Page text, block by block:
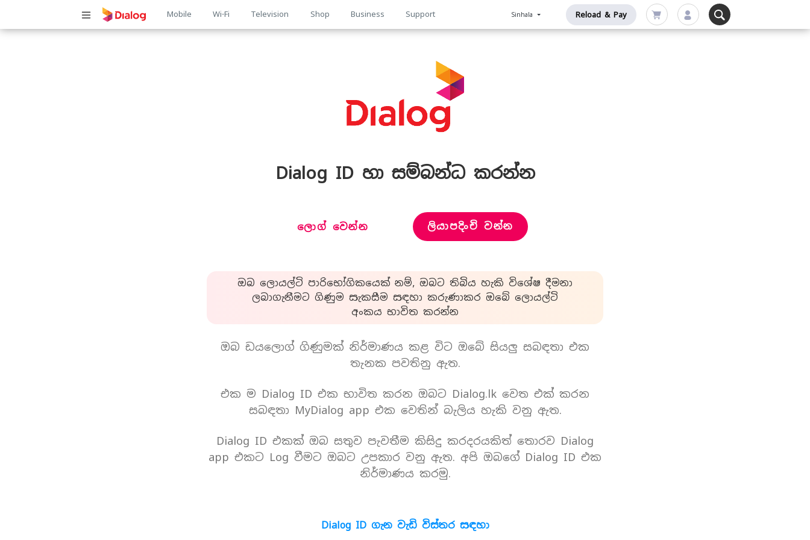
Main
Mobile Wi-Fi Television Shop Business Support Sinhala Reload & Pay
Dialog ID හා සම්බන්ධ කරන්න
ලොග් වෙන්න ලියාපදිංචි වන්න
ඔබ ලොයල්ටි පාරිභෝගිකයෙක් නම්, ඔබට තිබිය හැකි විශේෂ දීමනා
ලබාගැනීමට ගිණුම සැකසීම සඳහා කරුණාකර ඔබේ ලොයල්ටි
අංකය භාවිත කරන්න
ඔබ ඩයලොග් ගිණුමක් නිර්මාණය කළ විට ඔබේ සියලු සබඳතා එක
තැනක පවතිනු ඇත.
එක ම Dialog ID එක භාවිත කරන ඔබට Dialog.lk වෙත එක් කරන
සබඳතා MyDialog app එක වෙතින් බැලිය හැකි වනු ඇත.
Dialog ID එකක් ඔබ සතුව පැවතීම කිසිදු කරදරයකිත් තොරව Dialog
app එකට Log වීමට ඔබට උපකාර වනු ඇත. අපි ඔබගේ Dialog ID එක
නිර්මාණය කරමු.
Dialog ID ගැන වැඩි විස්තර සඳහා